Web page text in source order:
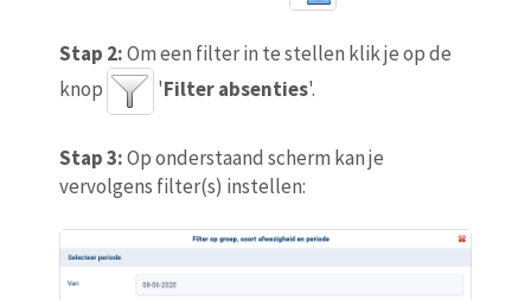
Stap 2:Om een filter in te stellen klik je op de
knop
'Filter absenties'.
Stap 3:Op onderstaand scherm kan je
vervolgens filter(s) instellen: